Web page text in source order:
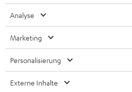
Analyse
Marketing
Personalisierung
Externe Inhalte